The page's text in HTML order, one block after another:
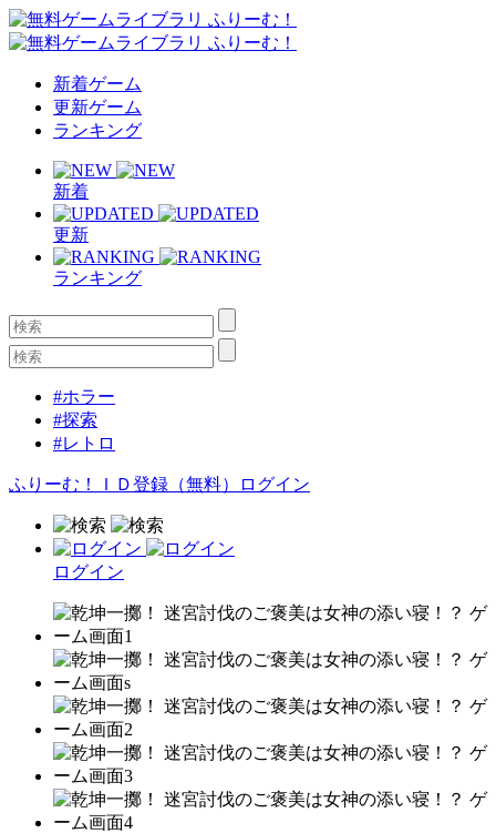
新着ゲーム
更新ゲーム
ランキング
新着
更新
ランキング
#ホラー
#探索
#レトロ
ふりーむ！ＩＤ登録（無料） ログイン
ログイン